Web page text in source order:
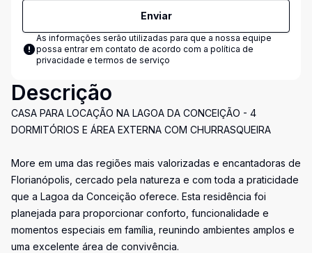
Enviar
As informações serão utilizadas para que a nossa equipe
possa entrar em contato de acordo com a política de
privacidade e termos de serviço
Descrição
CASA PARA LOCAÇÃO NA LAGOA DA CONCEIÇÃO - 4
DORMITÓRIOS E ÁREA EXTERNA COM CHURRASQUEIRA
More em uma das regiões mais valorizadas e encantadoras de
Florianópolis, cercado pela natureza e com toda a praticidade
que a Lagoa da Conceição oferece. Esta residência foi
planejada para proporcionar conforto, funcionalidade e
momentos especiais em família, reunindo ambientes amplos e
uma excelente área de convivência.